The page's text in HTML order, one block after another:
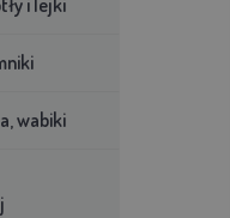
wabiki